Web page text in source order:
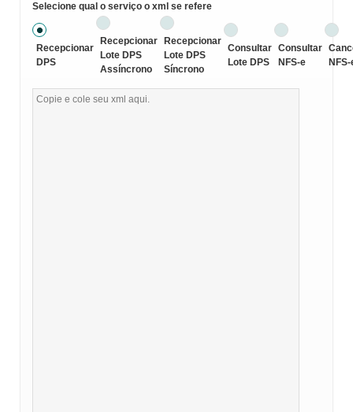
Selecione qual o serviço o xml se refere
Recepcionar
DPS
Recepcionar
Lote DPS
Assíncrono
Recepcionar
Lote DPS
Síncrono
Consultar
Lote DPS
Consultar
NFS-e
NFS-